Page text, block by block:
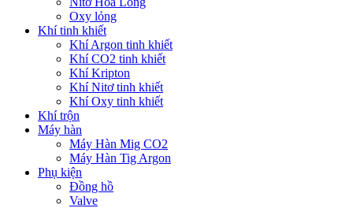
Oxy lỏng
Khí tinh khiết
Khí Argon tinh khiết
Khí CO2 tinh khiết
Khí Kripton
Khí Nitơ tinh khiết
Khí Oxy tinh khiết
Khí trộn
Máy hàn
Máy Hàn Mig CO2
Máy Hàn Tig Argon
Phụ kiện
Đồng hồ
Valve